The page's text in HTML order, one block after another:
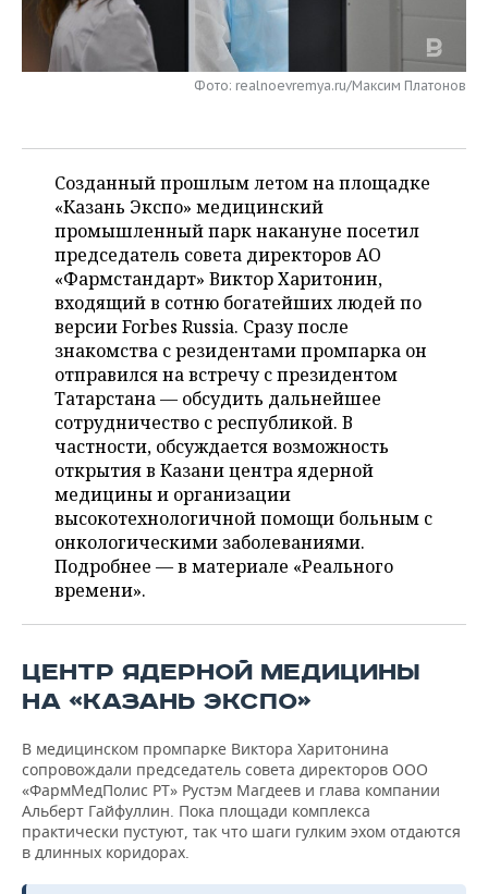
НЕФТЕХИМИЯ
НЕФТЬ
РОЗНИЧНАЯ ТОРГОВЛЯ
НОВОСТИ ТЕХНОЛОГИЙ
ТЕЛЕКОММУНИКАЦИИ
МЕРОПРИЯТИЯ
НОВОСТИ МЕРОПРИЯТИЙ
БИЗНЕС-БРАНЧИ
ONLINE-КОНФЕРЕНЦИИ
ОТКРЫТАЯ ЛЕКЦИЯ
ФУТБОЛ
ХОККЕЙ
БАСКЕТБОЛ
ВОЛЕЙБОЛ
КИБЕРСПОРТ
ФИГУРНОЕ КАТАНИЕ
ВОДНЫЕ ВИДЫ СПОРТА
ХОККЕЙ С МЯЧОМ
НОВОСТИ ОБЩЕСТВА
ВЛАСТЬ
ИНФРАСТРУКТУРА
ИСТОРИЯ
КУЛЬТУРА
МЕДИЦИНА
ОБРАЗОВАНИЕ
ПРОИСШЕСТВИЯ
ФОТОГАЛЕРЕЯ
СЮЖЕТЫ
СПРАВОЧНИК
СПИСОК ПЕРСОН
СПИСОК КОМПАНИЙ
ПОЛНАЯ ВЕРСИЯ
Фото: realnoevremya.ru/Максим Платонов
Созданный прошлым летом на площадке
«Казань Экспо» медицинский
промышленный парк накануне посетил
председатель совета директоров АО
«Фармстандарт» Виктор Харитонин,
входящий в сотню богатейших людей по
версии Forbes Russia. Сразу после
знакомства с резидентами промпарка он
отправился на встречу с президентом
Татарстана — обсудить дальнейшее
сотрудничество с республикой. В
частности, обсуждается возможность
открытия в Казани центра ядерной
медицины и организации
высокотехнологичной помощи больным с
онкологическими заболеваниями.
Подробнее — в материале «Реального
времени».
ЦЕНТР ЯДЕРНОЙ МЕДИЦИНЫ
НА «КАЗАНЬ ЭКСПО»
В медицинском промпарке Виктора Харитонина
сопровождали председатель совета директоров ООО
«ФармМедПолис РТ» Рустэм Магдеев и глава компании
Альберт Гайфуллин. Пока площади комплекса
практически пустуют, так что шаги гулким эхом отдаются
в длинных коридорах.